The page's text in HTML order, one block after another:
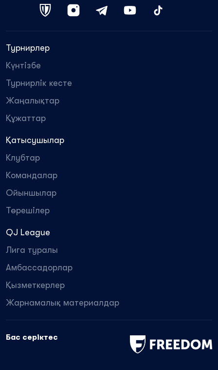
Турнирлер
Күнтізбе
Турнирлік кесте
Жаңалықтар
Құжаттар
Қатысушылар
Клубтар
Командалар
Ойыншылар
Төрешілер
QJ League
Лига туралы
Амбассадорлар
Қызметкерлер
Жарнамалық материалдар
Бас серіктес